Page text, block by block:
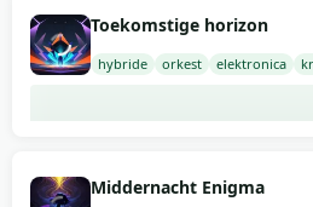
Toekomstige horizon
hybride orkest elektronica
Middernacht Enigma